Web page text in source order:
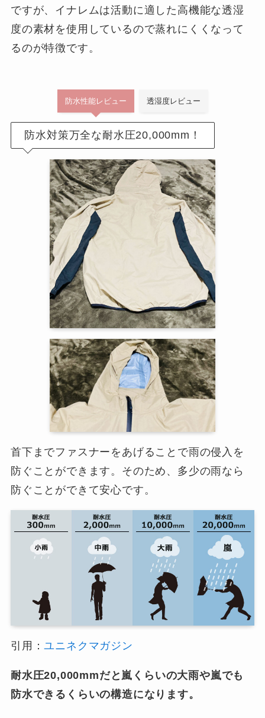
ですが、イナレムは活動に適した高機能な透湿
度の素材を使用しているので蒸れにくくなって
るのが特徴です。
防水性能レビュー 透湿度レビュー
防水対策万全な耐水圧20,000mm！
首下までファスナーをあげることで雨の侵入を
防ぐことができます。そのため、多少の雨なら
防ぐことができて安心です。
引用：ユニネクマガジン
耐水圧20,000mmだと嵐くらいの大雨や嵐でも
防水できるくらいの構造になります。